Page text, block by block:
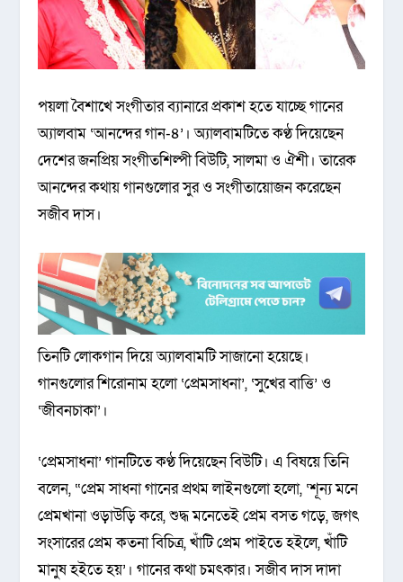
পয়লা বৈশাখে সংগীতার ব্যানারে প্রকাশ হতে যাচ্ছে গানের
অ্যালবাম ‘আনন্দের গান-৪’। অ্যালবামটিতে কণ্ঠ দিয়েছেন
দেশের জনপ্রিয় সংগীতশিল্পী বিউটি, সালমা ও ঐশী। তারেক
আনন্দের কথায় গানগুলোর সুর ও সংগীতায়োজন করেছেন
সজীব দাস।
তিনটি লোকগান দিয়ে অ্যালবামটি সাজানো হয়েছে।
গানগুলোর শিরোনাম হলো ‘প্রেমসাধনা’, ‘সুখের বাত্তি’ ও
‘জীবনচাকা’।
‘প্রেমসাধনা’ গানটিতে কণ্ঠ দিয়েছেন বিউটি। এ বিষয়ে তিনি
বলেন, “প্রেম সাধনা গানের প্রথম লাইনগুলো হলো, ‘শূন্য মনে
প্রেমখানা ওড়াউড়ি করে, শুদ্ধ মনেতেই প্রেম বসত গড়ে, জগৎ
সংসারের প্রেম কতনা বিচিত্র, খাঁটি প্রেম পাইতে হইলে, খাঁটি
মানুষ হইতে হয়’। গানের কথা চমৎকার। সজীব দাস দাদা